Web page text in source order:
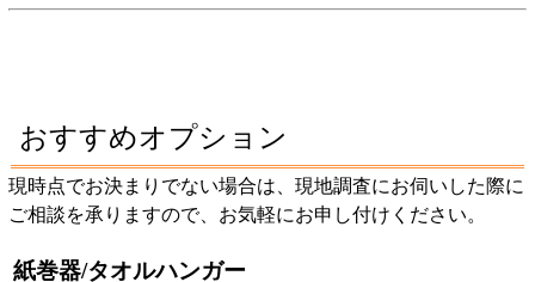
おすすめオプション
現時点でお決まりでない場合は、現地調査にお伺いした際に
ご相談を承りますので、お気軽にお申し付けください。
紙巻器/タオルハンガー